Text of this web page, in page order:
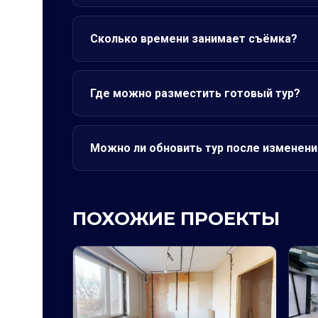
Сколько времени занимает съёмка?
Где можно разместить готовый тур?
Можно ли обновить тур после
ПОХОЖИЕ ПРОЕКТЫ